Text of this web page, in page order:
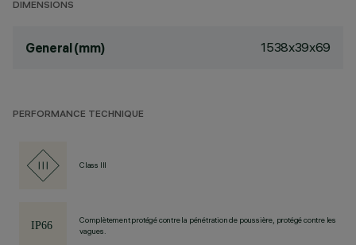
DIMENSIONS
General (mm) 1538x39x69
PERFORMANCE TECHNIQUE
Class III
Complètement protégé contre la pénétration de poussière, protégé contre les
vagues.